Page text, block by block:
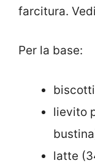
farcitura.
Per la base:
lievito
latte